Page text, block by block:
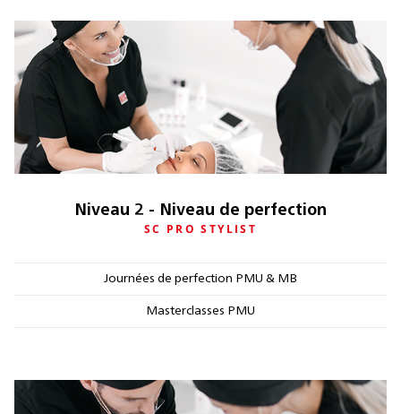
Niveau 2 - Niveau de perfection
SC PRO STYLIST
Journées de perfection PMU & MB
Masterclasses PMU